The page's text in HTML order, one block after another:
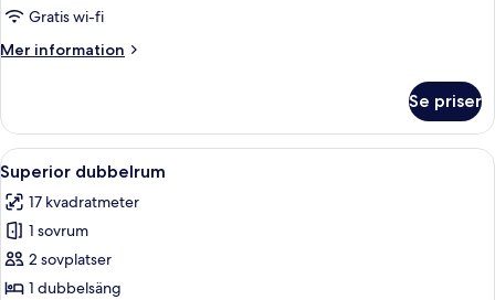
Gratis wi-fi
Mer information
Mer
dubbelrum
Se priser
Öppna
alla
foton
för
Superior
dubbelrum
Superior dubbelrum | Skrivbord,
6
Superior dubbelrum
17 kvadratmeter
1 sovrum
2 sovplatser
1 dubbelsäng